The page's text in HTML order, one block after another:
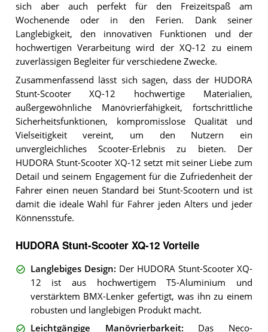
sich aber auch perfekt für den Freizeitspaß am
Wochenende oder in den Ferien. Dank seiner
Langlebigkeit, den innovativen Funktionen und der
hochwertigen Verarbeitung wird der XQ-12 zu einem
zuverlässigen Begleiter für verschiedene Zwecke.
Zusammenfassend lässt sich sagen, dass der HUDORA
Stunt-Scooter XQ-12 hochwertige Materialien,
außergewöhnliche Manövrierfähigkeit, fortschrittliche
Sicherheitsfunktionen, kompromisslose Qualität und
Vielseitigkeit vereint, um den Nutzern ein
unvergleichliches Scooter-Erlebnis zu bieten. Der
HUDORA Stunt-Scooter XQ-12 setzt mit seiner Liebe zum
Detail und seinem Engagement für die Zufriedenheit der
Fahrer einen neuen Standard bei Stunt-Scootern und ist
damit die ideale Wahl für Fahrer jeden Alters und jeder
Könnensstufe.
HUDORA Stunt-Scooter XQ-12 Vorteile
Langlebiges Design: Der HUDORA Stunt-Scooter XQ-
12 ist aus hochwertigem T5-Aluminium und
verstärktem BMX-Lenker gefertigt, was ihn zu einem
robusten und langlebigen Produkt macht.
Leichtgängige Manövrierbarkeit: Das Neco-